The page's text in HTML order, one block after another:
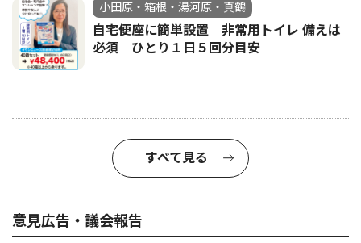
小田原・箱根・湯河原・真鶴
自宅便座に簡単設置 非常用トイレ 備えは
必須 ひとり１日５回分目安
すべて見る
意見広告・議会報告